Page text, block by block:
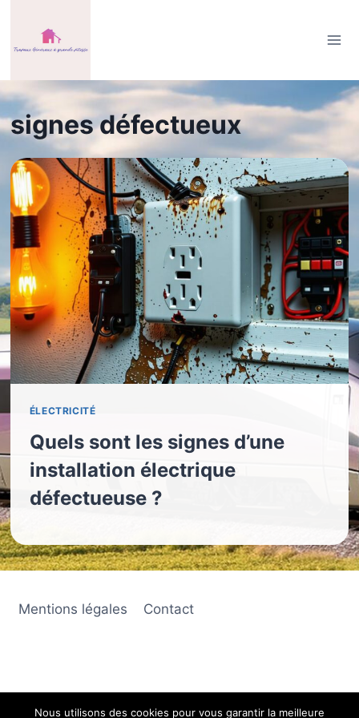
contenu
signes défectueux
ÉLECTRICITÉ
Quels sont les signes d’une
installation électrique
défectueuse ?
Mentions légales Contact
Nous utilisons des cookies pour vous garantir la meilleure